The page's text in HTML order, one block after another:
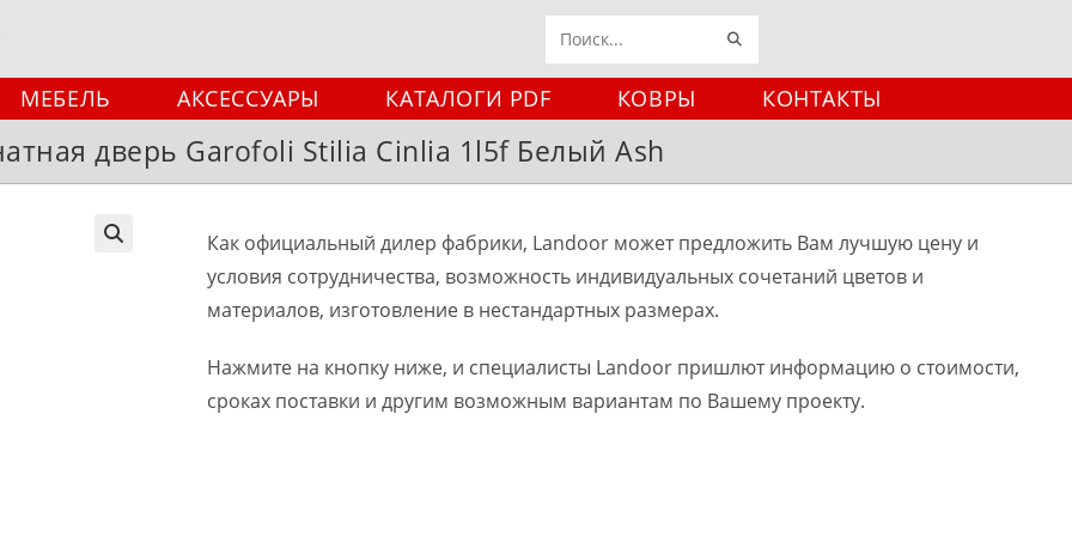
Поиск
МЕБЕЛЬ АКСЕССУАРЫ КАТАЛОГИ PDF КОВРЫ КОНТАКТЫ
дверь Garofoli Stilia Cinlia 1l5f Белый Ash
Как официальный дилер фабрики, Landoor может предложить Вам лучшую цену и
условия сотрудничества, возможность индивидуальных сочетаний цветов и
материалов, изготовление в нестандартных размерах.
Нажмите на кнопку ниже, и специалисты Landoor пришлют информацию о стоимости,
сроках поставки и другим возможным вариантам по Вашему проекту.